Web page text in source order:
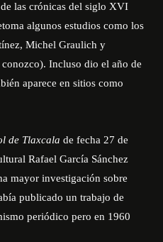
las crónicas del siglo XVI
algunos estudios como los
Michel Graulich y
Incluso dio el año de
aparece en sitios como
de Tlaxcala de fecha 27 de
Rafael García Sánchez
mayor investigación sobre
publicado un trabajo de
periódico pero en 1960